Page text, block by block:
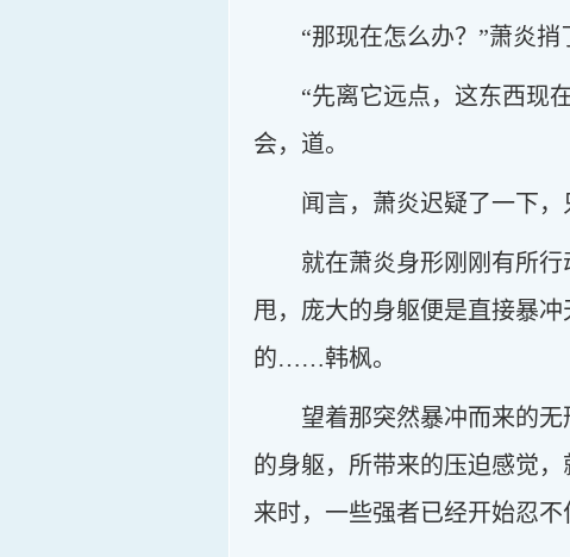
“那现在怎么办？”萧炎捎
“先离它远点，这东西现
会，道。
闻言，萧炎迟疑了一下
就在萧炎身形刚刚有所
甩，庞大的身躯便是直接暴
的……韩枫。
望着那突然暴冲而来的
的身躯，所带来的压迫感觉
来时，一些强者已经开始忍不